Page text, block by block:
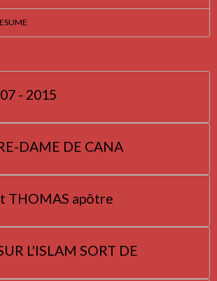
- 2015
DAME DE CANA
THOMAS apôtre
L'ISLAM SORT DE